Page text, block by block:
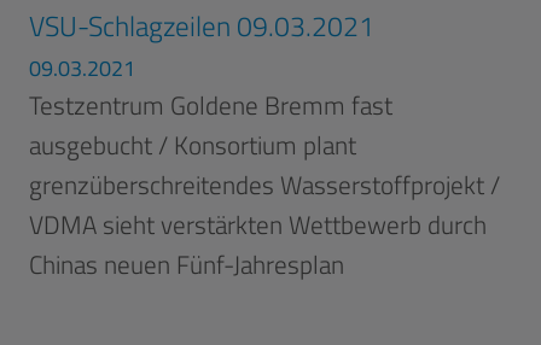
VSU-Schlagzeilen 09.03.2021
09.03.2021
Testzentrum Goldene Bremm fast
ausgebucht / Konsortium plant
grenzüberschreitendes Wasserstoffprojekt /
VDMA sieht verstärkten Wettbewerb durch
Chinas neuen Fünf-Jahresplan